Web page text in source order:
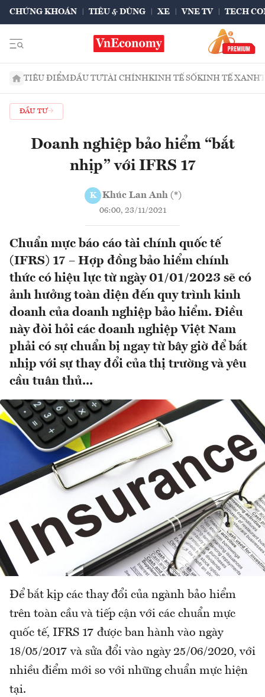
CHỨNG KHOÁN TIÊU & DÙNG XE VNE TV TECH
TIÊU ĐIỂMĐẦU TƯTÀI CHÍNHKINH TẾ SỐKINH TẾ XANH
ĐẦU TƯ
Doanh nghiệp bảo hiểm “bắt
nhịp” với IFRS 17
K Khúc Lan Anh (*)
06:00, 23/11/2021
Chuẩn mực báo cáo tài chính quốc tế
(IFRS) 17 – Hợp đồng bảo hiểm chính
thức có hiệu lực từ ngày 01/01/2023 sẽ có
ảnh hưởng toàn diện đến quy trình kinh
doanh của doanh nghiệp bảo hiểm. Điều
này đòi hỏi các doanh nghiệp Việt Nam
phải có sự chuẩn bị ngay từ bây giờ để bắt
nhịp với sự thay đổi của thị trường và yêu
cầu tuân thủ...
Để bắt kịp các thay đổi của ngành bảo hiểm
trên toàn cầu và tiếp cận với các chuẩn mực
quốc tế, IFRS 17 được ban hành vào ngày
18/05/2017 và sửa đổi vào ngày 25/06/2020, với
nhiều điểm mới so với những chuẩn mực hiện
tại.